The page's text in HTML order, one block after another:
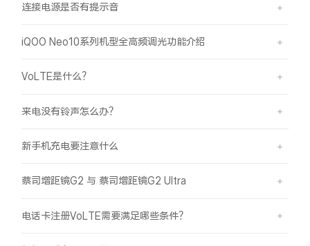
连接电源是否有提示音
iQOO Neo10系列机型全高频调光功能介绍
VoLTE是什么？
来电没有铃声怎么办？
新手机充电要注意什么
蔡司增距镜G2 与 蔡司增距镜G2 Ultra
电话卡注册VoLTE需要满足哪些条件？